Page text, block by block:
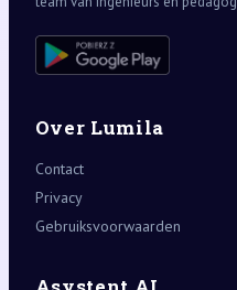
Over Lumila
Contact
Privacy
Gebruiksvoorwaarden